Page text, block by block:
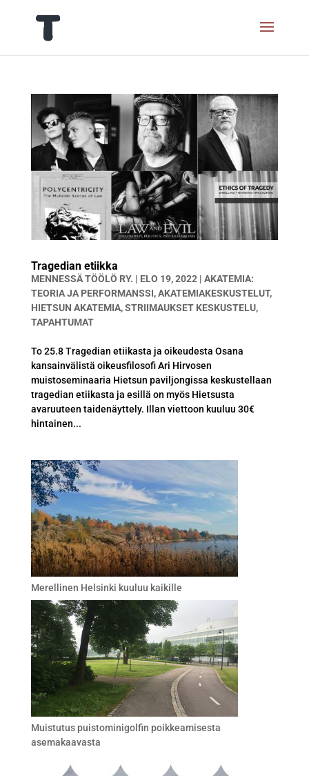
Tragedian etiikka
MENNESSÄTÖÖLÖ RY. | ELO 19, 2022| AKATEMIA:
TEORIA JA PERFORMANSSI,AKATEMIAKESKUSTELUT,
HIETSUN AKATEMIA,STRIIMAUKSET KESKUSTELU,
TAPAHTUMAT
To 25.8 Tragedian etiikasta ja oikeudesta Osana
kansainvälistä oikeusfilosofi Ari Hirvosen
muistoseminaaria Hietsun paviljongissa keskustellaan
tragedian etiikasta ja esillä on myös Hietsusta
avaruuteen taidenäyttely. Illan viettoon kuuluu 30€
hintainen...
Merellinen Helsinki kuuluu kaikille
Muistutus puistominigolfin poikkeamisesta
asemakaavasta